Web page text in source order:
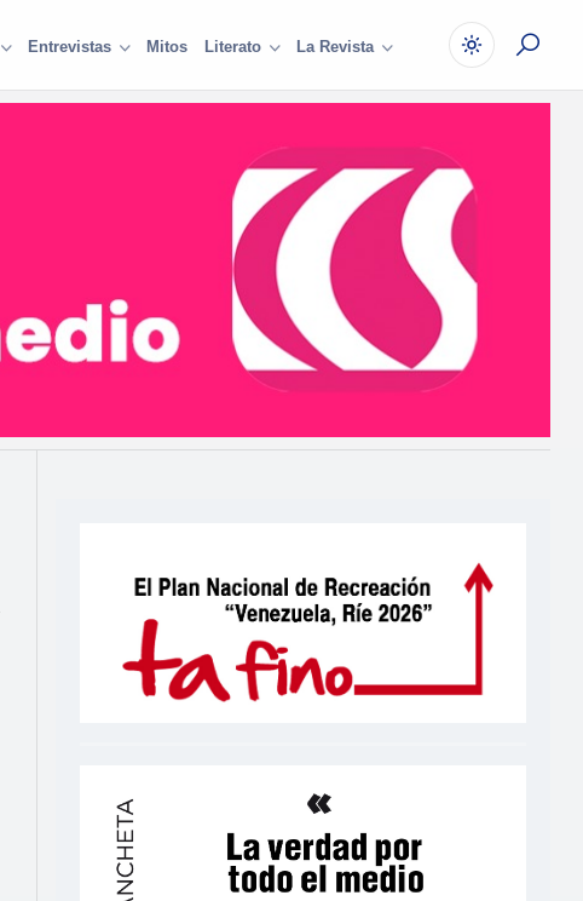
Entrevistas Mitos Literato La Revista